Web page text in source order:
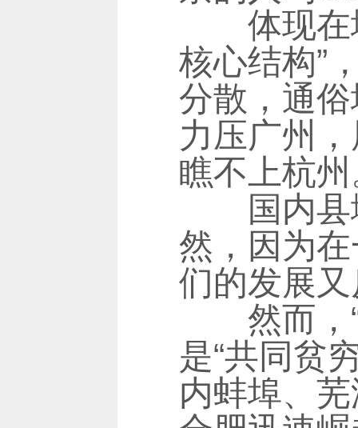
体现在城
核心结构”
分散，通
力压广州
瞧不上杭
国内县域
然，因为
们的发展
然而，“
是“共同贫
内蚌埠、